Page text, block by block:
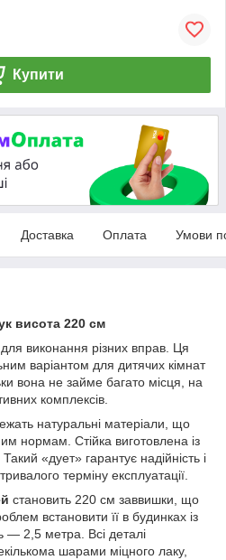
Купити
Доставка Оплата Умови
висота 220 см
виконання різних вправ. Ця
варіантом для дитячих кімнат
вона не займе багато місця, на
комплексів.
натуральні матеріали, що
нормам. Стійка виготовлена із
«дует» гарантує надійність і
терміну експлуатації.
становить 220 см заввишки, що
встановити її в будинках із
— 2,5 метра. Всі деталі
шарами міцного лаку,